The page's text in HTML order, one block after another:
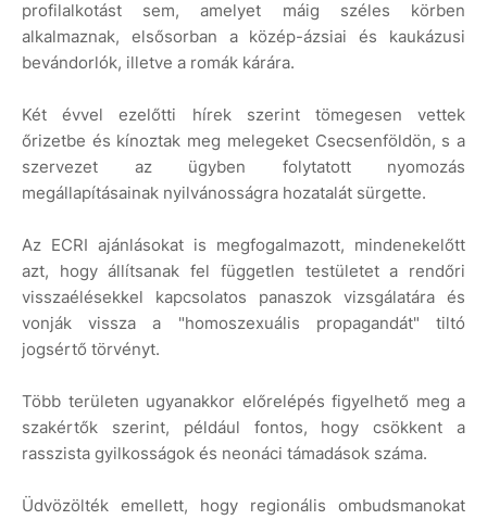
profilalkotást sem, amelyet máig széles körben
alkalmaznak, elsősorban a közép-ázsiai és kaukázusi
bevándorlók, illetve a romák kárára.
Két évvel ezelőtti hírek szerint tömegesen vettek
őrizetbe és kínoztak meg melegeket Csecsenföldön, s a
szervezet az ügyben folytatott nyomozás
megállapításainak nyilvánosságra hozatalát sürgette.
Az ECRI ajánlásokat is megfogalmazott, mindenekelőtt
azt, hogy állítsanak fel független testületet a rendőri
visszaélésekkel kapcsolatos panaszok vizsgálatára és
vonják vissza a "homoszexuális propagandát" tiltó
jogsértő törvényt.
Több területen ugyanakkor előrelépés figyelhető meg a
szakértők szerint, például fontos, hogy csökkent a
rasszista gyilkosságok és neonáci támadások száma.
Üdvözölték emellett, hogy regionális ombudsmanokat